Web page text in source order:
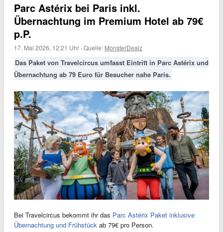
Parc Astérix bei Paris inkl.
Übernachtung im Premium Hotel ab 79€
p.P.
17. Mai 2026, 12:21 Uhr ·Quelle: MonsterDealz
Das Paket von Travelcircus umfasst Eintritt in Parc Astérix und
Übernachtung ab 79 Euro für Besucher nahe Paris.
Bei Travelcircus bekommt ihr das Parc Astérix Paket inklusive
Übernachtung und Frühstück ab 79€ pro Person.